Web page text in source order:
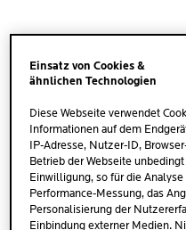
ERWIESENE
VORTEILE
ENTFERNT
Entfernt selbst
Gleichgewicht
Einsatz von Cookies &
ähnlichen Technologien
Diese Webseite verwendet
Informationen auf dem
IP-Adresse, Nutzer-ID,
Betrieb der Webseite
Einwilligung, so für die
Performance-Messung, das
Personalisierung der
Einbindung externer Medien.